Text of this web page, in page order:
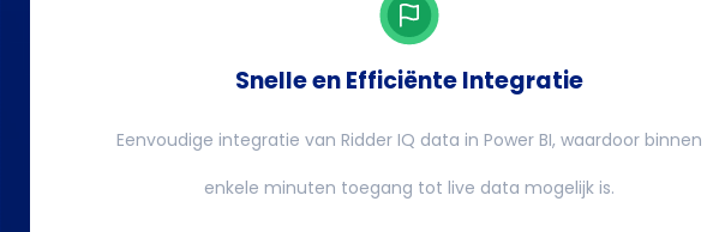
Snelle en Efficiënte Integratie
Eenvoudige integratie van Ridder IQ data in Power BI, waardoor binnen
enkele minuten toegang tot live data mogelijk is.